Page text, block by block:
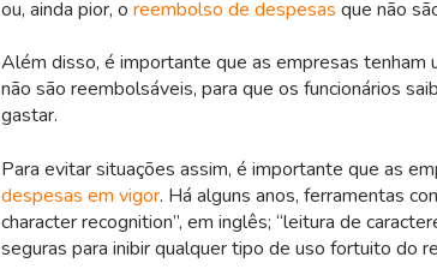
ou, ainda pior, o reembolso de despesas que não
Além disso, é importante que as empresas tenham
não são reembolsáveis, para que os funcionários
gastar.
Para evitar situações assim, é importante que as
despesas em vigor. Há alguns anos, ferramentas
character recognition”, em inglês; “leitura de
seguras para inibir qualquer tipo de uso fortuito do